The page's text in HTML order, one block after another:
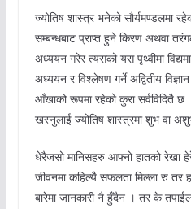
ज्योतिष शास्त्र भनेको सौर्यमण्डलमा
सम्बन्धबाट प्राप्त हुने किरण अथवा
अध्ययन गरेर त्यसको यस पृथ्वीमा
अध्ययन र विश्लेषण गर्ने अद्वितीय
आँखाको रूपमा रहेको कुरा सर्वविदितै छ
खस्नुलाई ज्योतिष शास्त्रमा शुभ वा
धेरैजसो मानिसहरु आफ्नो हातको रेखा
जीवनमा कहिल्यै सफलता मिल्ला रु तर
बारेमा जानकारी नै हुँदैन । तर के